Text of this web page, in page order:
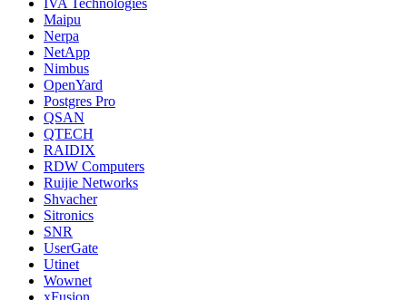
IVA Technologies
Maipu
Nerpa
NetApp
Nimbus
OpenYard
Postgres Pro
QSAN
QTECH
RAIDIX
RDW Computers
Ruijie Networks
Shvacher
Sitronics
SNR
UserGate
Utinet
Wownet
xFusion